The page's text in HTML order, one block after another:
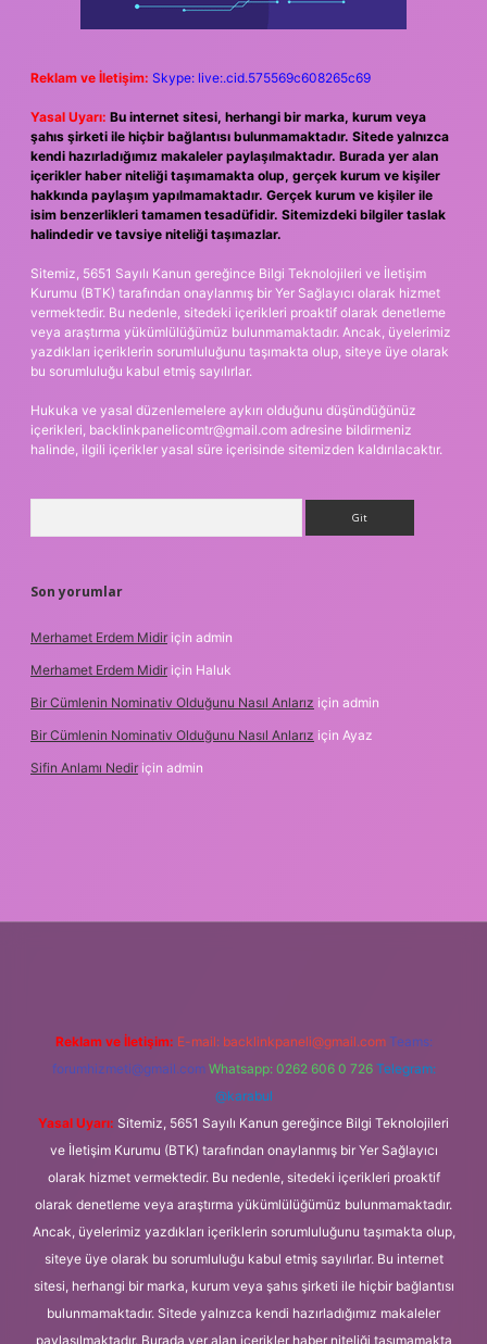
Reklam ve İletişim: Skype: live:.cid.575569c608265c69
Yasal Uyarı: Bu internet sitesi, herhangi bir marka, kurum veya
şahıs şirketi ile hiçbir bağlantısı bulunmamaktadır. Sitede yalnızca
kendi hazırladığımız makaleler paylaşılmaktadır. Burada yer alan
içerikler haber niteliği taşımamakta olup, gerçek kurum ve kişiler
hakkında paylaşım yapılmamaktadır. Gerçek kurum ve kişiler ile
isim benzerlikleri tamamen tesadüfidir. Sitemizdeki bilgiler taslak
halindedir ve tavsiye niteliği taşımazlar.
Sitemiz, 5651 Sayılı Kanun gereğince Bilgi Teknolojileri ve İletişim
Kurumu (BTK) tarafından onaylanmış bir Yer Sağlayıcı olarak hizmet
vermektedir. Bu nedenle, sitedeki içerikleri proaktif olarak denetleme
veya araştırma yükümlülüğümüz bulunmamaktadır. Ancak, üyelerimiz
yazdıkları içeriklerin sorumluluğunu taşımakta olup, siteye üye olarak
bu sorumluluğu kabul etmiş sayılırlar.
Hukuka ve yasal düzenlemelere aykırı olduğunu düşündüğünüz
içerikleri, backlinkpanelicomtr@gmail.com adresine bildirmeniz
halinde, ilgili içerikler yasal süre içerisinde sitemizden kaldırılacaktır.
Son yorumlar
Merhamet Erdem Midir için admin
Merhamet Erdem Midir için Haluk
Bir Cümlenin Nominativ Olduğunu Nasıl Anlarız için admin
Bir Cümlenin Nominativ Olduğunu Nasıl Anlarız için Ayaz
Sifin Anlamı Nedir için admin
Reklam ve İletişim: E-mail: backlinkpaneli@gmail.com Teams:
forumhizmeti@gmail.com Whatsapp: 0262 606 0 726 Telegram:
@karabul
Yasal Uyarı: Sitemiz, 5651 Sayılı Kanun gereğince Bilgi Teknolojileri
ve İletişim Kurumu (BTK) tarafından onaylanmış bir Yer Sağlayıcı
olarak hizmet vermektedir. Bu nedenle, sitedeki içerikleri proaktif
olarak denetleme veya araştırma yükümlülüğümüz bulunmamaktadır.
Ancak, üyelerimiz yazdıkları içeriklerin sorumluluğunu taşımakta olup,
siteye üye olarak bu sorumluluğu kabul etmiş sayılırlar. Bu internet
sitesi, herhangi bir marka, kurum veya şahıs şirketi ile hiçbir bağlantısı
bulunmamaktadır. Sitede yalnızca kendi hazırladığımız makaleler
paylaşılmaktadır. Burada yer alan içerikler haber niteliği taşımamakta